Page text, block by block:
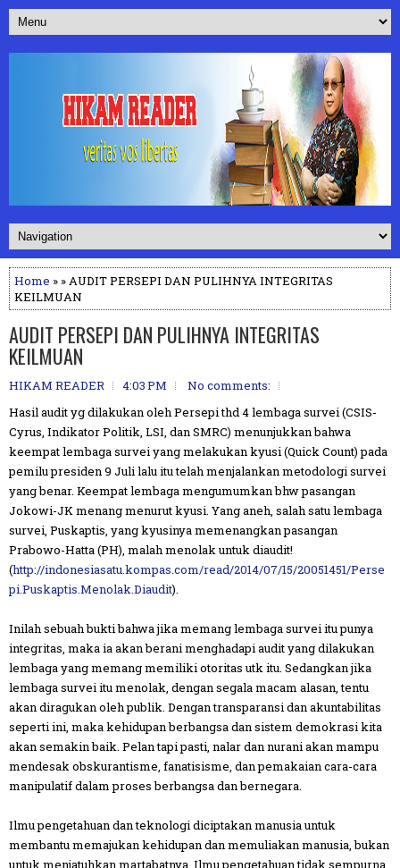
Home » » AUDIT PERSEPI DAN PULIHNYA INTEGRITAS
KEILMUAN
AUDIT PERSEPI DAN PULIHNYA INTEGRITAS
KEILMUAN
HIKAM READER 4:03 PM
No comments:
Hasil audit yg dilakukan oleh Persepi thd 4 lembaga survei (CSIS-
Cyrus, Indikator Politik, LSI, dan SMRC) menunjukkan bahwa
keempat lembaga survei yang melakukan kyusi (Quick Count) pada
pemilu presiden 9 Juli lalu itu telah menjalankan metodologi survei
yang benar. Keempat lembaga mengumumkan bhw pasangan
Jokowi-JK menang menurut kyusi. Yang aneh, salah satu lembaga
survei, Puskaptis, yang kyusinya memenangkan pasangan
Prabowo-Hatta (PH), malah menolak untuk diaudit!
(http://indonesiasatu.kompas.com/read/2014/07/15/20051451/Perse
pi.Puskaptis.Menolak.Diaudit).
Inilah sebuah bukti bahwa jika memang lembaga survei itu punya
integritas, maka ia akan berani menghadapi audit yang dilakukan
lembaga yang memang memiliki otoritas utk itu. Sedangkan jika
lembaga survei itu menolak, dengan segala macam alasan, tentu
akan diragukan oleh publik. Dengan transparansi dan akuntabilitas
seperti ini, maka kehidupan berbangsa dan sistem demokrasi kita
akan semakin baik. Pelan tapi pasti, nalar dan nurani akan mampu
mendesak obskurantisme, fanatisisme, dan pemakaian cara-cara
manipulatif dalam proses berbangsa dan bernegara.
Ilmu pengetahuan dan teknologi diciptakan manusia untuk
membantu memajukan kehidupan dan memuliakan manusia, bukan
untuk menjatuhkan martabatnya. Ilmu pengetahuan tidak sempurna,